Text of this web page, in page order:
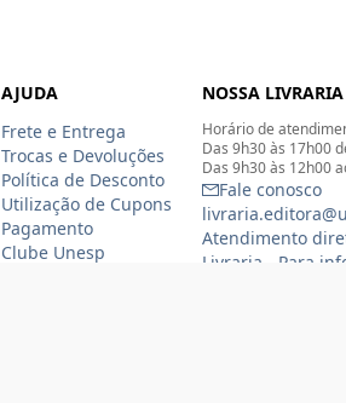
AJUDA
Frete e Entrega
Trocas e Devoluções
Política de Desconto
Utilização de Cupons
Pagamento
Clube Unesp
NOSSA LIVRARIA
Horário de
Das 9h30 às 17h00
Das 9h30 às 12h00
Fale conosco
Atendimento
Livraria - Para